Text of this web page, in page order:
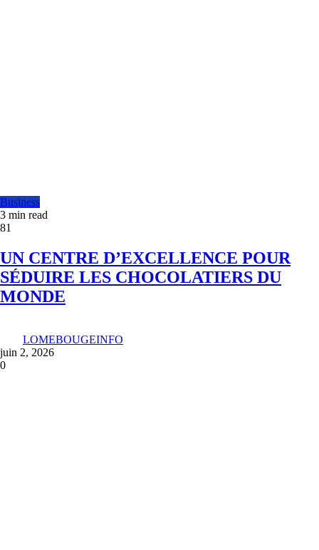
Business
3 min read
81
UN CENTRE D’EXCELLENCE POUR
SÉDUIRE LES CHOCOLATIERS DU
MONDE
LOMEBOUGEINFO
juin 2, 2026
0